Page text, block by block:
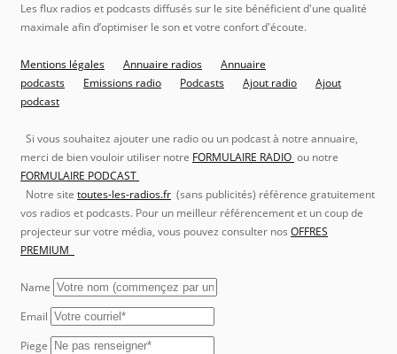
Les flux radios et podcasts diffusés sur le site bénéficient d'une qualité
maximale afin d’optimiser le son et votre confort d'écoute.
Mentions légales Annuaire radios
Annuaire
podcasts
Emissions radio Podcasts Ajout radio
Ajout
podcast
Si vous souhaitez ajouter une radio ou un podcast à notre annuaire,
merci de bien vouloir utiliser notre FORMULAIRE RADIO ou notre
FORMULAIRE PODCAST
Notre site toutes-les-radios.fr (sans publicités) référence gratuitement
vos radios et podcasts. Pour un meilleur référencement et un coup de
projecteur sur votre média, vous pouvez consulter nos OFFRES
PREMIUM
Name
Email
Piege